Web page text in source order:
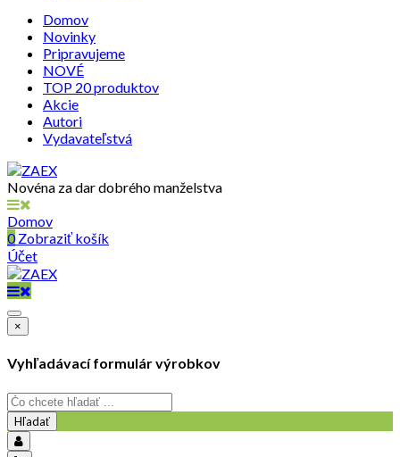
Domov
Novinky
Pripravujeme
NOVÉ
TOP 20 produktov
Akcie
Autori
Vydavateľstvá
Novéna za dar dobrého manželstva
Domov
0Zobraziť košík
Účet
×
Vyhľadávací formulár výrobkov
Hľadať